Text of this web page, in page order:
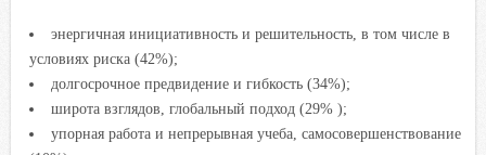
энергичная инициативность и решительность, в том числе в
условиях риска (42%);
долгосрочное предвидение и гибкость (34%);
широта взглядов, глобальный подход (29% );
упорная работа и непрерывная учеба, самосовершенствование